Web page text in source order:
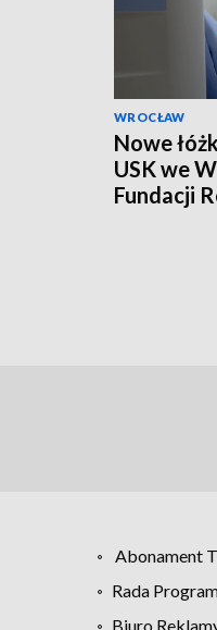
WROCŁAW
Nowe
USK we
Fundacji
Abonament
Rada
Biuro